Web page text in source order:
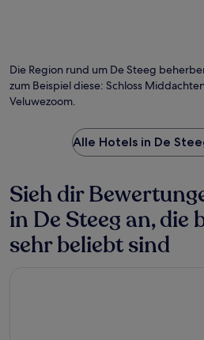
Die Region rund um De Steeg
zum Beispiel diese: Schloss
Veluwezoom.
Alle Hotels in De
Sieh dir
in De Steeg an, die
sehr beliebt sind